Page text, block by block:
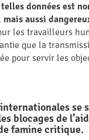
données est
aussi
les travailleurs
que la
pour servir les
blocages de
famine critique.